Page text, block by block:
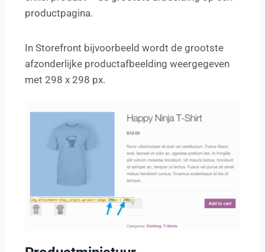
productpagina.
In Storefront bijvoorbeeld wordt de grootste
afzonderlijke productafbeelding weergegeven
met 298 x 298 px.